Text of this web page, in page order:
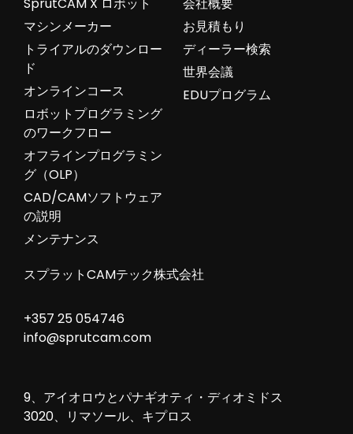
会社概要
お見積もり
ディーラー検索
世界会議
EDUプログラム
SprutCAM X ロボット
マシンメーカー
トライアルのダウンロー
ド
オンラインコース
ロボットプログラミング
のワークフロー
オフラインプログラミン
グ（OLP）
CAD/CAMソフトウェア
の説明
メンテナンス
スプラットCAMテック株式会社
+357 25 054746
info@sprutcam.com
9、アイオロウとパナギオティ・ディオミドス
3020、リマソール、キプロス